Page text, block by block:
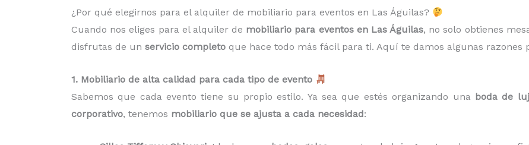
¿Por qué elegirnos para el alquiler de mobiliario para eventos en Las Águilas?
Cuando nos eliges para el alquiler de mobiliario para eventos en Las Águilas, no solo obtienes
disfrutas de un servicio completo que hace todo más fácil para ti. Aquí te damos algunas razones
1. Mobiliario de alta calidad para cada tipo de evento
Sabemos que cada evento tiene su propio estilo. Ya sea que estés organizando una boda de
corporativo, tenemos mobiliario que se ajusta a cada necesidad: